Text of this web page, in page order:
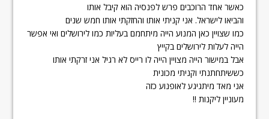
כאשר אחד הרוכבים פרש לפנסיה הוא קיבל אותו
והביאו לישראל. אני קניתי אותו והחזקתי אותו חמש שנים
כמו שצויין כאן המנוע הייה מיתחמם בעליות כמו לירושלים ואי אפשר
הייה לעלות לירושלים בקייץ
אבל במישור הייה מצויין הייה לו רייס לא רגיל אני זרקתי אותו
כששיתחתנתי וקניתי מכונית
אני מאד מיתגיגע לאופנוע כזה
מעוניין ליקנות !!